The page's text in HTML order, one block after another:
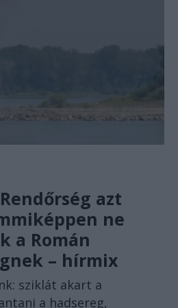
azt
ne
a Román
– hírmix
sziklát akart a
a hadsereg,